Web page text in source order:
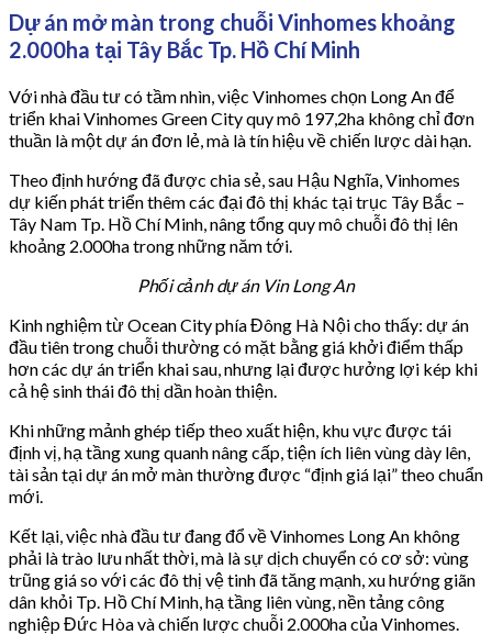
Dự án mở màn trong chuỗi Vinhomes khoảng
2.000ha tại Tây Bắc Tp. Hồ Chí Minh
Với nhà đầu tư có tầm nhìn, việc Vinhomes chọn Long An để
triển khai Vinhomes Green City quy mô 197,2ha không chỉ đơn
thuần là một dự án đơn lẻ, mà là tín hiệu về chiến lược dài hạn.
Theo định hướng đã được chia sẻ, sau Hậu Nghĩa, Vinhomes
dự kiến phát triển thêm các đại đô thị khác tại trục Tây Bắc –
Tây Nam Tp. Hồ Chí Minh, nâng tổng quy mô chuỗi đô thị lên
khoảng 2.000ha trong những năm tới.
Phối cảnh dự án Vin Long An
Kinh nghiệm từ Ocean City phía Đông Hà Nội cho thấy: dự án
đầu tiên trong chuỗi thường có mặt bằng giá khởi điểm thấp
hơn các dự án triển khai sau, nhưng lại được hưởng lợi kép khi
cả hệ sinh thái đô thị dần hoàn thiện.
Khi những mảnh ghép tiếp theo xuất hiện, khu vực được tái
định vị, hạ tầng xung quanh nâng cấp, tiện ích liên vùng dày lên,
tài sản tại dự án mở màn thường được “định giá lại” theo chuẩn
mới.
Kết lại, việc nhà đầu tư đang đổ về Vinhomes Long An không
phải là trào lưu nhất thời, mà là sự dịch chuyển có cơ sở: vùng
trũng giá so với các đô thị vệ tinh đã tăng mạnh, xu hướng giãn
dân khỏi Tp. Hồ Chí Minh, hạ tầng liên vùng, nền tảng công
nghiệp Đức Hòa và chiến lược chuỗi 2.000ha của Vinhomes.